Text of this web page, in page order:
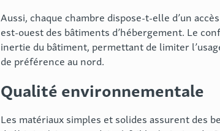
Aussi, chaque chambre dispose-t-elle d’un
est-ouest des bâtiments d’hébergement. Le
inertie du bâtiment, permettant de limiter
de préférence au nord.
Qualité environnementale
Les matériaux simples et solides assurent des